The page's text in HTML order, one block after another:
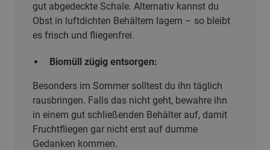
gut abgedeckte Schale. Alternativ kannst du
Obst in luftdichten Behältern lagern – so bleibt
es frisch und fliegenfrei.
Biomüll zügig entsorgen:
Besonders im Sommer solltest du ihn täglich
rausbringen. Falls das nicht geht, bewahre ihn
in einem gut schließenden Behälter auf, damit
Fruchtfliegen gar nicht erst auf dumme
Gedanken kommen.